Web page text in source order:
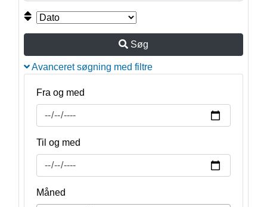
Søg
Avanceret søgning med filtre
Fra og med
Til og med
Måned